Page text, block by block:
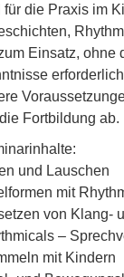
die Praxis im
Einsatz, ohne
Fortbildung ab.
und Lauschen
mit
von Klang-
–
mit Kindern